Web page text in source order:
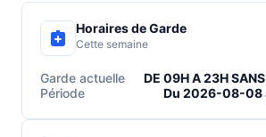
Horaires de Garde
Cette semaine
Garde actuelle
DE 09H A 23H
Période
Du 2026-08-08